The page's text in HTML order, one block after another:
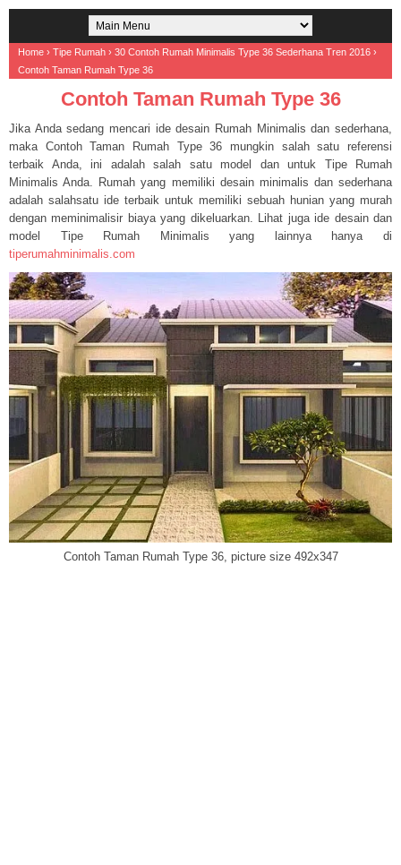
Home › Tipe Rumah › 30 Contoh Rumah Minimalis Type 36 Sederhana Tren 2016 ›
Contoh Taman Rumah Type 36
Contoh Taman Rumah Type 36
Jika Anda sedang mencari ide desain Rumah Minimalis dan sederhana,
maka Contoh Taman Rumah Type 36 mungkin salah satu referensi
terbaik Anda, ini adalah salah satu model dan untuk Tipe Rumah
Minimalis Anda. Rumah yang memiliki desain minimalis dan sederhana
adalah salahsatu ide terbaik untuk memiliki sebuah hunian yang murah
dengan meminimalisir biaya yang dikeluarkan. Lihat juga ide desain dan
model Tipe Rumah Minimalis yang lainnya hanya di
tiperumahminimalis.com
Contoh Taman Rumah Type 36, picture size 492x347